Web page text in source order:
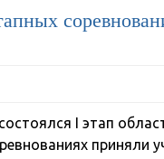
состоялся I этап
приняли